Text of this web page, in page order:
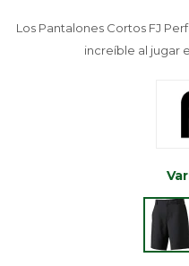
Los Pantalones Cortos FJ
increíble al jugar